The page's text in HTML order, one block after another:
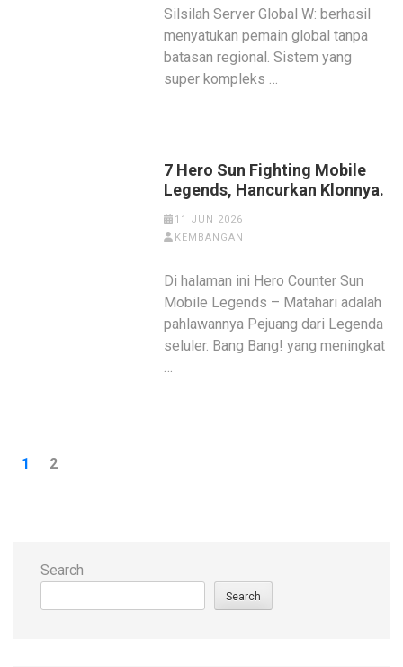
Silsilah Server Global W: berhasil
menyatukan pemain global tanpa
batasan regional. Sistem yang
super kompleks …
7 Hero Sun Fighting Mobile
Legends, Hancurkan Klonnya.
11 JUN 2026
KEMBANGAN
Di halaman ini Hero Counter Sun
Mobile Legends – Matahari adalah
pahlawannya Pejuang dari Legenda
seluler. Bang Bang! yang meningkat
…
Posts
pagination
PAGE
1 PAGE
2
Search
Search